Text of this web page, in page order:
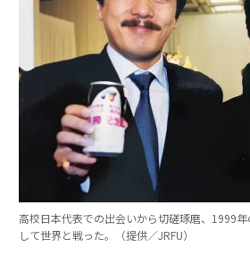
高校日本代表での出会いから切磋琢磨、1999
して世界と戦った。（提供／JRFU）